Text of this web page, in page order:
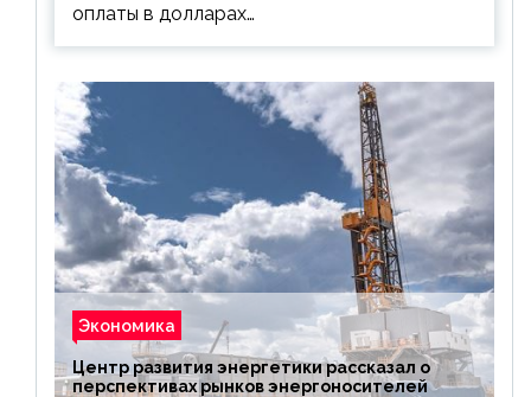
оплаты в долларах…
Экономика
Центр развития энергетики рассказал о
перспективах рынков энергоносителей